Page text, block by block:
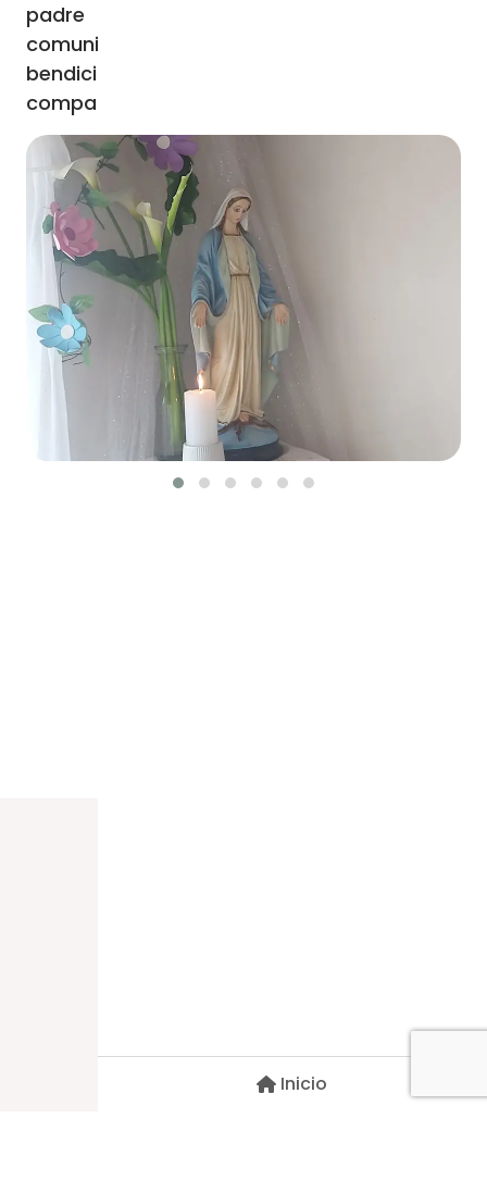
padre Luis Rocha celebro misa en la
comunidad El Carmen, de Santa Clara. Hubo
bendición de las familias, y al final un
compartir fraterno
Inicio